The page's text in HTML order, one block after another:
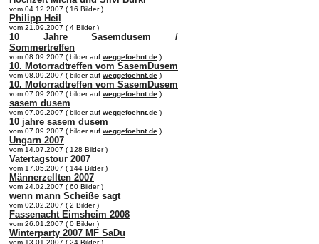
vom 04.12.2007 ( 16 Bilder )
Philipp Heil
vom 21.09.2007 ( 4 Bilder )
10 Jahre Sasemdusem /
Sommertreffen
vom 08.09.2007 ( bilder auf weggefoehnt.de )
10. Motorradtreffen vom SasemDusem
vom 08.09.2007 ( bilder auf weggefoehnt.de )
10. Motorradtreffen vom SasemDusem
vom 07.09.2007 ( bilder auf weggefoehnt.de )
sasem dusem
vom 07.09.2007 ( bilder auf weggefoehnt.de )
10 jahre sasem dusem
vom 07.09.2007 ( bilder auf weggefoehnt.de )
Ungarn 2007
vom 14.07.2007 ( 128 Bilder )
Vatertagstour 2007
vom 17.05.2007 ( 144 Bilder )
Männerzellten 2007
vom 24.02.2007 ( 60 Bilder )
wenn mann Scheiße sagt
vom 02.02.2007 ( 2 Bilder )
Fassenacht Eimsheim 2008
vom 26.01.2007 ( 0 Bilder )
Winterparty 2007 MF SaDu
vom 13.01.2007 ( 24 Bilder )